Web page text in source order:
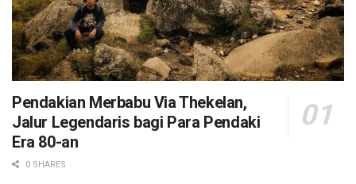
Pendakian Merbabu Via Thekelan,
Jalur Legendaris bagi Para Pendaki
Era 80-an
0 SHARES